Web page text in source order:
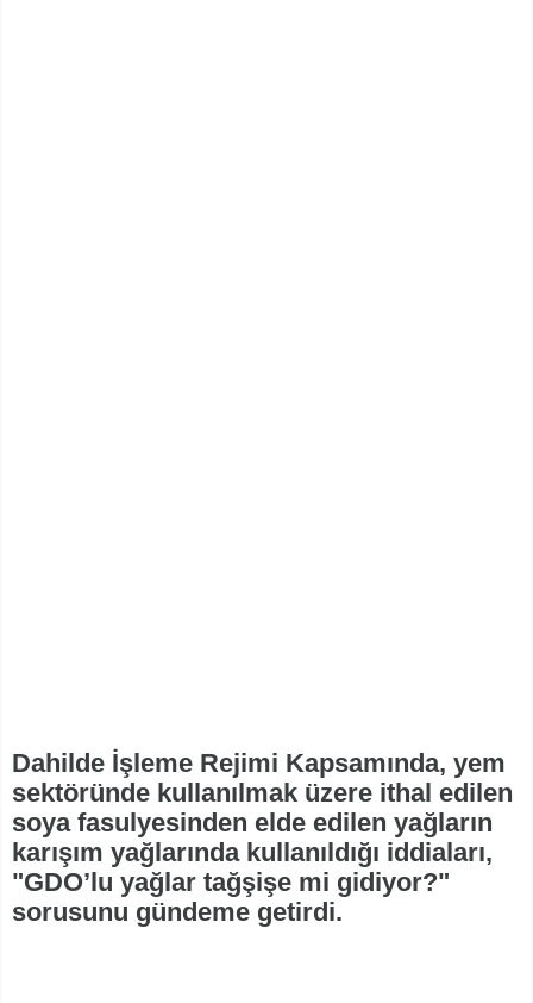
Dahilde İşleme Rejimi Kapsamında, yem
sektöründe kullanılmak üzere ithal edilen
soya fasulyesinden elde edilen yağların
karışım yağlarında kullanıldığı iddiaları,
"GDO’lu yağlar tağşişe mi gidiyor?"
sorusunu gündeme getirdi.